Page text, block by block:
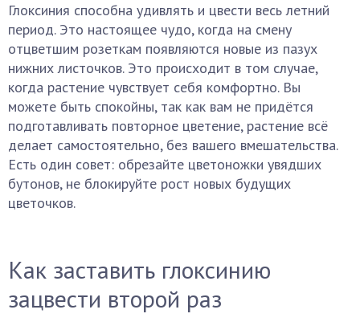
Глоксиния способна удивлять и цвести весь летний
период. Это настоящее чудо, когда на смену
отцветшим розеткам появляются новые из пазух
нижних листочков. Это происходит в том случае,
когда растение чувствует себя комфортно. Вы
можете быть спокойны, так как вам не придётся
подготавливать повторное цветение, растение всё
делает самостоятельно, без вашего вмешательства.
Есть один совет: обрезайте цветоножки увядших
бутонов, не блокируйте рост новых будущих
цветочков.
Как заставить глоксинию
зацвести второй раз